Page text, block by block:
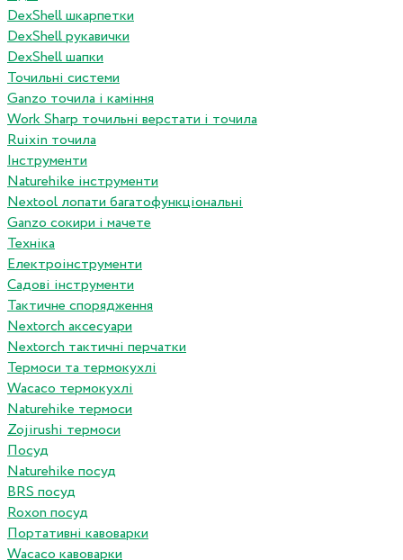
DexShell шкарпетки
DexShell рукавички
DexShell шапки
Точильні системи
Ganzo точила і каміння
Work Sharp точильні верстати і точила
Ruixin точила
Інструменти
Naturehike інструменти
Nextool лопати багатофункціональні
Ganzo сокири і мачете
Техніка
Електроінструменти
Садові інструменти
Тактичне спорядження
Nextorch аксесуари
Nextorch тактичні перчатки
Термоси та термокухлі
Wacaco термокухлі
Naturehike термоси
Zojirushi термоси
Посуд
Naturehike посуд
BRS посуд
Roxon посуд
Портативні кавоварки
Wacaco кавоварки